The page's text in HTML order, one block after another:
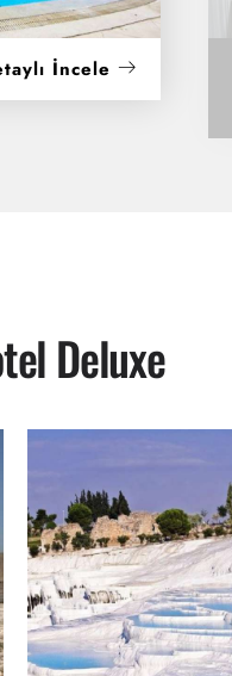
İncele
Deluxe